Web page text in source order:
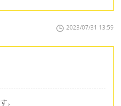
2023/07/31 13:59
。